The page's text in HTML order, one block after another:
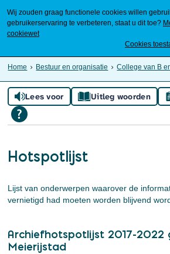
Wij zouden graag functionele cookies willen
gebruikerservaring te verbeteren, staat u dit toe?
cookiewet
Cookies
Home Bestuur en organisatie College van B
Lees voor Uitleg woorden
Hotspotlijst
Lijst van onderwerpen waarover de
vernietigd had moeten worden blijvend
Archiefhotspotlijst 2017-2022
Meierijstad